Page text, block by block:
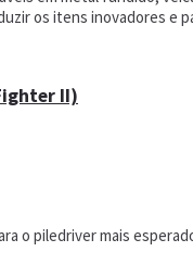
os itens inovadores e
II)
o piledriver mais